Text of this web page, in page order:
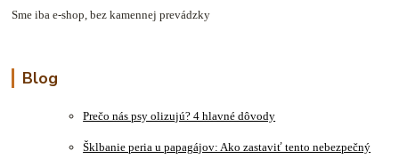
Sme iba e-shop, bez kamennej prevádzky
Blog
Prečo nás psy olizujú? 4 hlavné dôvody
Šklbanie peria u papagájov: Ako zastaviť tento nebezpečný